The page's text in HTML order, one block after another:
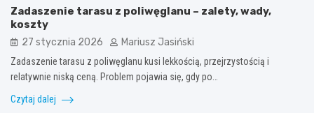
Zadaszenie tarasu z poliwęglanu – zalety, wady,
koszty
27 stycznia 2026 Mariusz Jasiński
Zadaszenie tarasu z poliwęglanu kusi lekkością, przejrzystością i
relatywnie niską ceną. Problem pojawia się, gdy po…
Czytaj dalej